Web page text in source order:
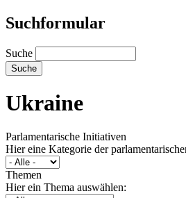
Suchformular
Suche
Ukraine
Parlamentarische Initiativen
Hier eine Kategorie der
Themen
Hier ein Thema auswählen: